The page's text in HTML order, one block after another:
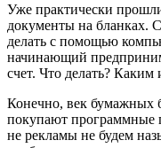
Уже практически
документы на бланках.
делать с помощью
начинающий
счет. Что делать? Каким
Конечно, век бумажных
покупают программные
не рекламы не будем